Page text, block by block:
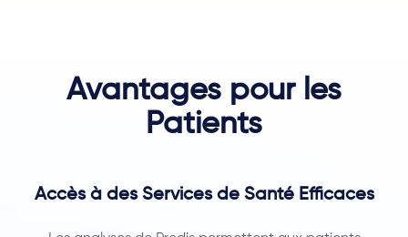
Avantages pour les
Patients
Accès à des Services de Santé Efficaces